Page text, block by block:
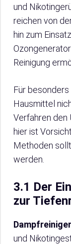
und
reichen von
hin zum
Reinigung
Für besonders
Hausmittel
Verfahren den
hier ist
Methoden
werden.
3.1 Der
zur
Dampfreiniger
und